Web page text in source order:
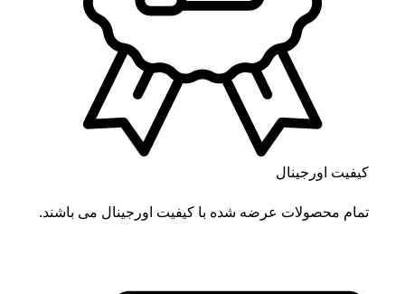
کیفیت اورجینال
تمام محصولات عرضه شده با کیفیت اورجینال می باشند.